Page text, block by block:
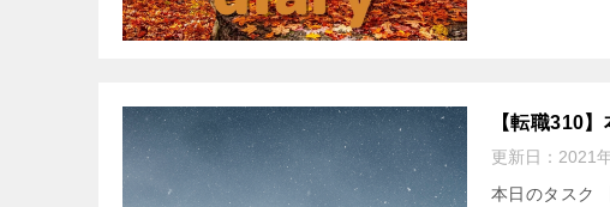
【転職310
更新日： 2021
本日のタスク